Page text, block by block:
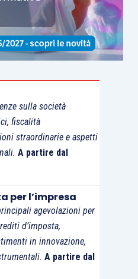
in questo caso non
dei conferenti
accadere che ilsocio
non
i profili di una
, manon anche
come
infatti, depone, oltre al
anche larisposta a
dove un genitore, socio
conferimento a realizzo
il capitale
sulla società
fiscalità
straordinarie e aspetti
A partire dal
per l’impresa
agevolazioni per
d’imposta,
in innovazione,
A partire dal